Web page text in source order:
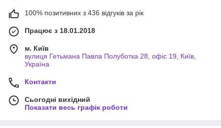
100% позитивних з 436 відгуків за рік
Працює з 18.01.2018
м. Київ
вулиця Гетьмана Павла Полуботка 28, офіс 19, Київ,
Україна
Контакти
Сьогодні вихідний
Показати весь графік роботи